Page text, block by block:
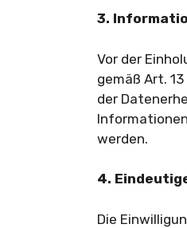
3.
Vor der
gemäß Art.
der
werden.
4.
Die